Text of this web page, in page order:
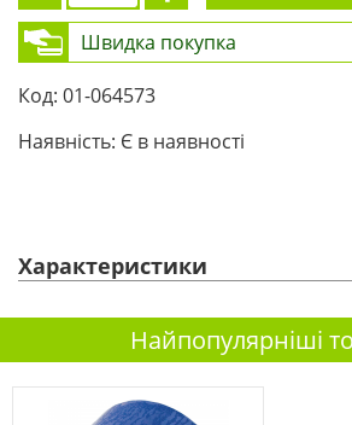
Швидка покупка
Код: 01-064573
Наявність: Є в наявності
Характеристики
Найпопулярніші